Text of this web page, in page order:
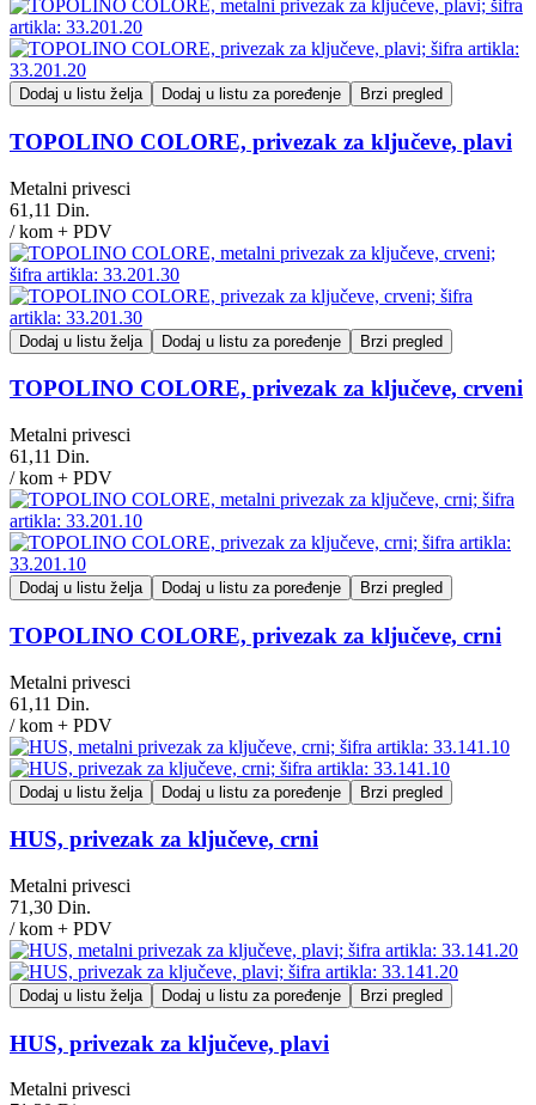
Dodaj u listu želja Dodaj u listu za poređenje Brzi pregled
TOPOLINO COLORE, privezak za ključeve, plavi
Metalni privesci
61,11 Din.
/ kom + PDV
Dodaj u listu želja Dodaj u listu za poređenje Brzi pregled
TOPOLINO COLORE, privezak za ključeve, crveni
Metalni privesci
61,11 Din.
/ kom + PDV
Dodaj u listu želja Dodaj u listu za poređenje Brzi pregled
TOPOLINO COLORE, privezak za ključeve, crni
Metalni privesci
61,11 Din.
/ kom + PDV
Dodaj u listu želja Dodaj u listu za poređenje Brzi pregled
HUS, privezak za ključeve, crni
Metalni privesci
71,30 Din.
/ kom + PDV
Dodaj u listu želja Dodaj u listu za poređenje Brzi pregled
HUS, privezak za ključeve, plavi
Metalni privesci